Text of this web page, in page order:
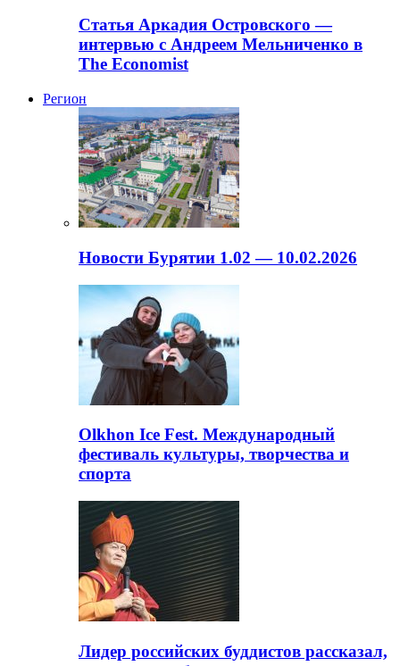
Статья Аркадия Островского —
интервью с Андреем Мельниченко в
The Economist
Регион
Новости Бурятии 1.02 — 10.02.2026
Olkhon Ice Fest. Международный
фестиваль культуры, творчества и
спорта
Лидер российских буддистов рассказал,